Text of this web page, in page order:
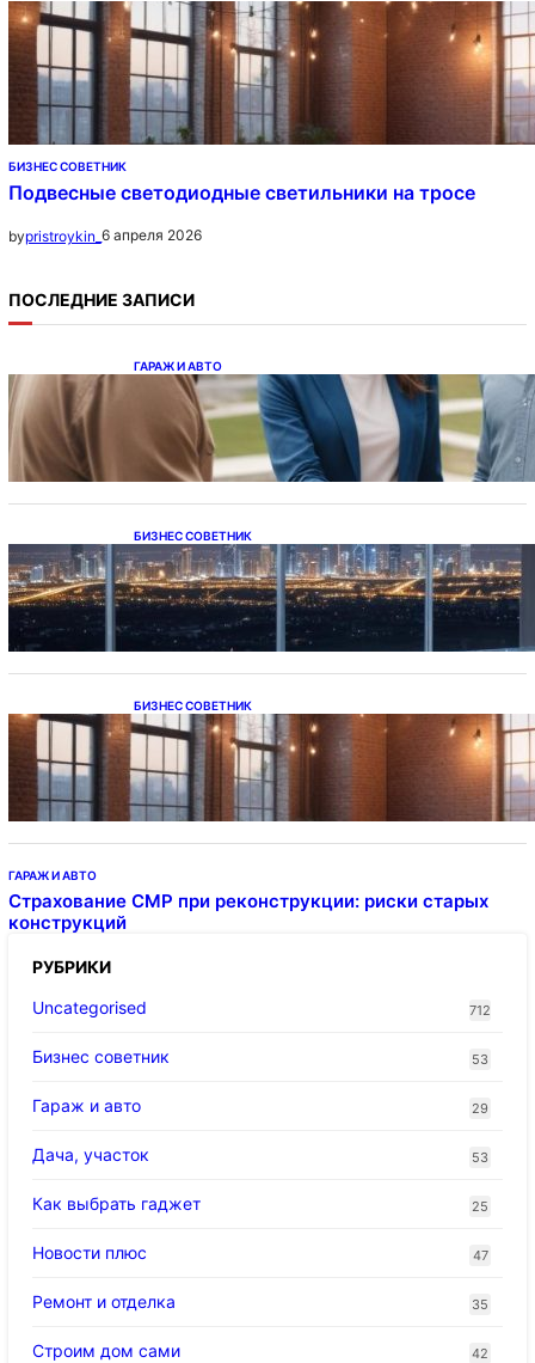
БИЗНЕС СОВЕТНИК
Подвесные светодиодные светильники на тросе
bypristroykin_ 6 апреля 2026
ПОСЛЕДНИЕ ЗАПИСИ
ГАРАЖ И АВТО
Ипотека на новостройки при оформлении
напрямую у застройщика
БИЗНЕС СОВЕТНИК
Каталог светодиодных светильников и
LED-освещения в Казахстане
БИЗНЕС СОВЕТНИК
Подвесные светодиодные светильники на
ГАРАЖ И АВТО
Страхование СМР при реконструкции: риски старых
конструкций
РУБРИКИ
Uncategorised
712
Бизнес советник 53
Гараж и авто 29
Дача, участок 53
Как выбрать гаджет 25
Новости плюс 47
Ремонт и отделка 35
Строим дом сами 42